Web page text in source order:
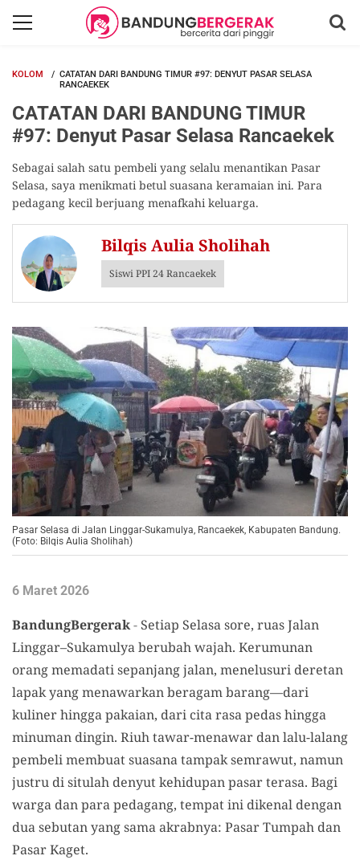
KOLOM
CATATAN DARI BANDUNG TIMUR #97: DENYUT PASAR SELASA
RANCAEKEK
CATATAN DARI BANDUNG TIMUR
#97: Denyut Pasar Selasa Rancaekek
Sebagai salah satu pembeli yang selalu menantikan Pasar
Selasa, saya menikmati betul suasana keramaian ini. Para
pedagang kecil berjuang menafkahi keluarga.
Bilqis Aulia Sholihah
Siswi PPI 24 Rancaekek
Pasar Selasa di Jalan Linggar-Sukamulya, Rancaekek, Kabupaten Bandung.
(Foto: Bilqis Aulia Sholihah)
6 Maret 2026
BandungBergerak- Setiap Selasa sore, ruas Jalan
Linggar–Sukamulya berubah wajah. Kerumunan
orang memadati sepanjang jalan, menelusuri deretan
lapak yang menawarkan beragam barang—dari
kuliner hingga pakaian, dari cita rasa pedas hingga
minuman dingin. Riuh tawar-menawar dan lalu-lalang
pembeli membuat suasana tampak semrawut, namun
justru di situlah denyut kehidupan pasar terasa. Bagi
warga dan para pedagang, tempat ini dikenal dengan
dua sebutan yang sama akrabnya: Pasar Tumpah dan
Pasar Kaget.